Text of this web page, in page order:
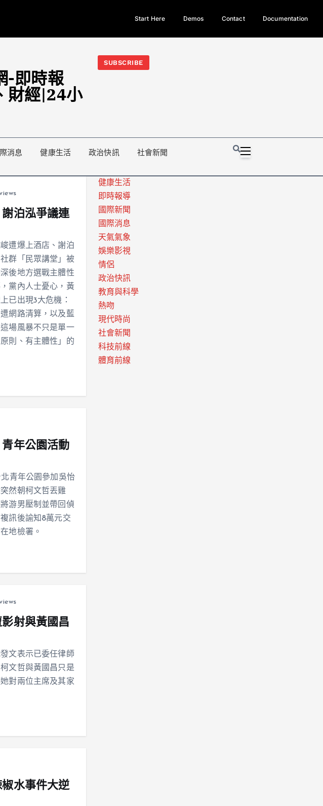
梁文傑回「只能靠嘴巴」
今日熱門新聞TOP3｜西拉雅族正式成第17個原住民族、立院電競
光電場回
Start Here Demos Contact Documentation
-即時報
財經|24小
SUBSCRIBE
消息 健康生活 政治快訊 社會新聞
泊泓爭議連
遭爆上酒店、謝泊
群「民眾講堂」被
後地方選戰主體性
黨內人士憂心，黃
已出現3大危機：
網路清算，以及藍
場風暴不只是單一
則、有主體性」的
年公園活動
青年公園參加吳怡
然朝柯文哲丟雞
游男壓制並帶回偵
訊後諭知8萬元交
地檢署。
射與黃國昌
文表示已委任律師
文哲與黃國昌只是
對兩位主席及其家
水事件大逆
健康生活
即時報導
國際新聞
國際消息
天氣氣象
娛樂影視
情侶
政治快訊
教育與科學
熱吻
現代時尚
社會新聞
科技前線
體育前線